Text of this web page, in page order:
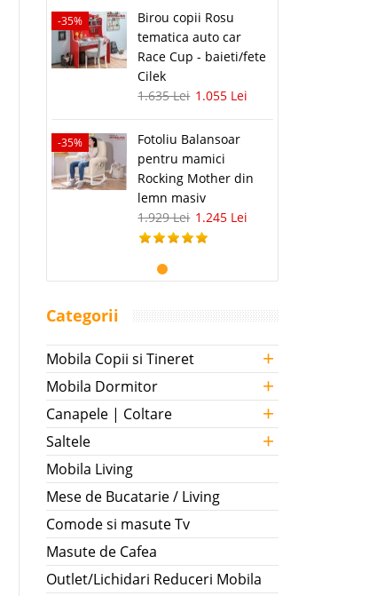
-35%
Birou copii Rosu
tematica auto car
Race Cup - baieti/fete
Cilek
1.635 Lei 1.055 Lei
-35%
Fotoliu Balansoar
pentru mamici
Rocking Mother din
lemn masiv
1.929 Lei 1.245 Lei
Categorii
Mobila Copii si Tineret +
Mobila Dormitor +
Canapele | Coltare +
Saltele +
Mobila Living
Mese de Bucatarie / Living
Comode si masute Tv
Masute de Cafea
Outlet/Lichidari Reduceri Mobila